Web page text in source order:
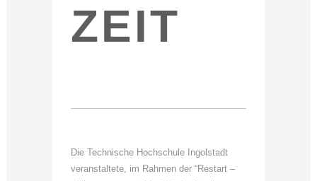
EIT
Die Technische Hochschule Ingolstadt
veranstaltete, im Rahmen der “Restart –